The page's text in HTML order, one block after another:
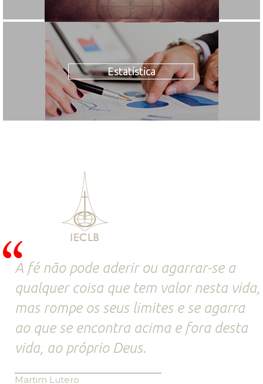
Estatística
A fé não pode aderir ou agarrar-se a
qualquer coisa que tem valor nesta vida,
mas rompe os seus limites e se agarra
ao que se encontra acima e fora desta
vida, ao próprio Deus.
Martim Lutero